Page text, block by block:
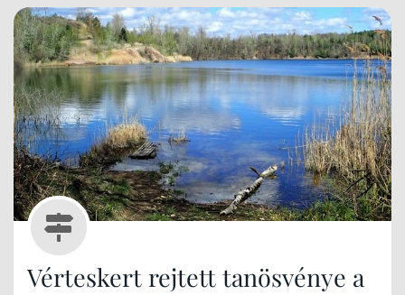
Vérteskert rejtett tanösvénye a